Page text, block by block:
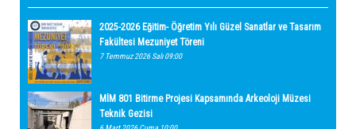
2025-2026 Eğitim- Öğretim Yılı Güzel Sanatlar ve Tasarım
Fakültesi Mezuniyet Töreni
7 Temmuz 2026 Salı 09:00
MİM 801 Bitirme Projesi Kapsamında Arkeoloji Müzesi
Teknik Gezisi